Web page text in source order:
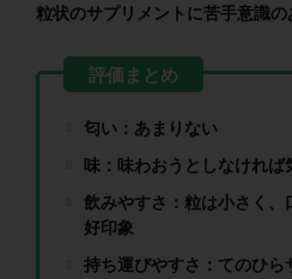
粒状のサプリメントに苦手意識の
匂い：あまりない
味：味わおうとしなければ
飲みやすさ：粒は小さく
好印象
持ち運びやすさ：てのひら